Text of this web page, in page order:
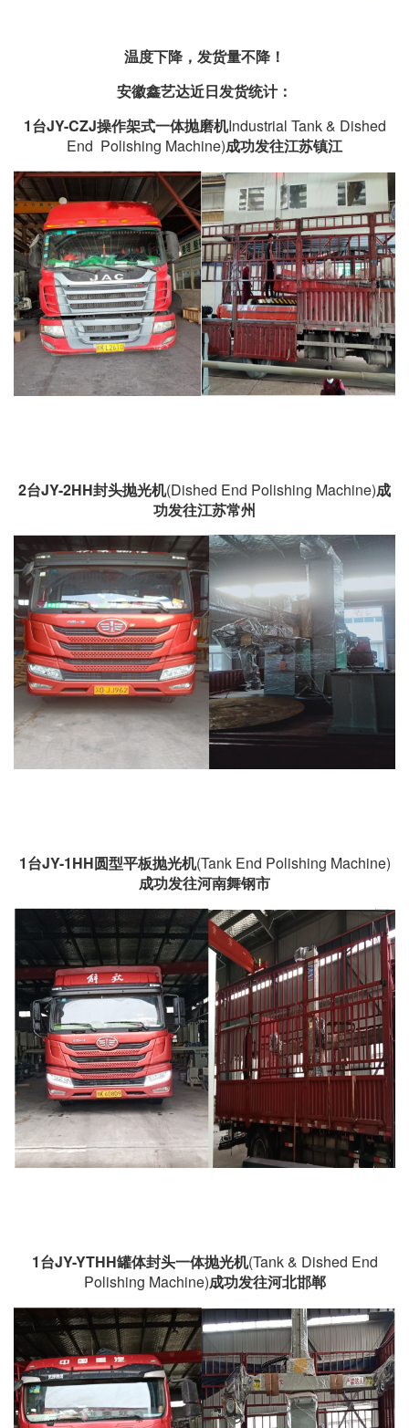
温度下降，发货量不降！
安徽鑫艺达近日发货统计：
1台JY-CZJ操作架式一体抛磨机Industrial Tank & Dished
End Polishing Machine)成功发往江苏镇江
2台JY-2HH封头抛光机(Dished End Polishing Machine)成
功发往江苏常州
1台JY-1HH圆型平板抛光机(Tank End Polishing Machine)
成功发往河南舞钢市
1台JY-YTHH罐体封头一体抛光机(Tank & Dished End
Polishing Machine)成功发往河北邯郸